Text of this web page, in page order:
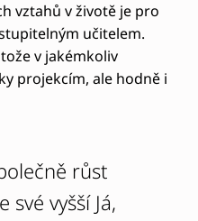
vztahů v životě je pro
učitelem.
v jakémkoliv
projekcím, ale hodně i
růst
vyšší Já,